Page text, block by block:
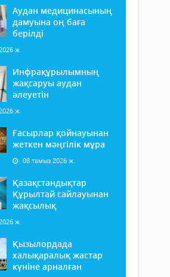
Аудан медицинасының
дамуына оң баға
берілді
ж.
Инфрақұрылымның
жақсаруы аудан
әлеуетін
ж.
Ғасырлар қойнауынан
жеткен мәңгілік мұра
08 тамыз 2026 ж.
Қазақстандықтар
Құрылтай сайлауынан
жақсылық
ж.
Қызылордада
халықаралық жастар
күніне арналған